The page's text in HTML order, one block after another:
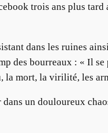
trois ans plus
dans les ruines
des bourreaux : « Il
la mort, la virilité, les
un douloureux